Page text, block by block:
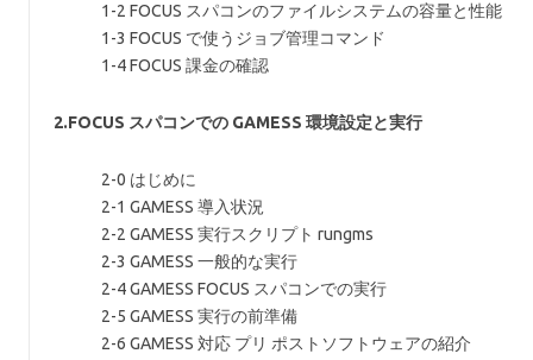
1-2 FOCUS スパコンのファイルシステムの容量と性能
1-3 FOCUS で使うジョブ管理コマンド
1-4 FOCUS 課金の確認
2.FOCUS スパコンでの GAMESS 環境設定と実行
2-0 はじめに
2-1 GAMESS 導入状況
2-2 GAMESS 実行スクリプト rungms
2-3 GAMESS 一般的な実行
2-4 GAMESS FOCUS スパコンでの実行
2-5 GAMESS 実行の前準備
2-6 GAMESS 対応 プリ ポストソフトウェアの紹介